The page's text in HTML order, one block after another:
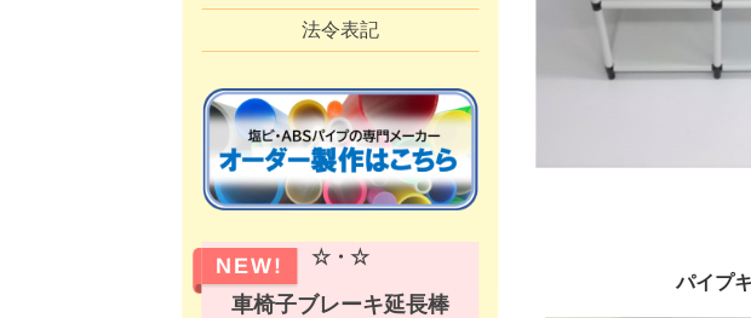
パイプ
法令表記
NEW! ☆・☆
車椅子ブレーキ延長棒